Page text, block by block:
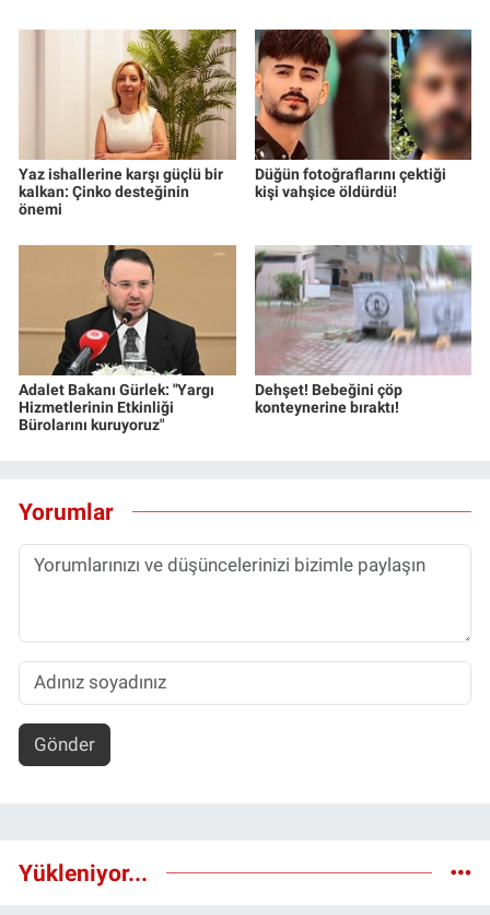
Yaz ishallerine karşı güçlü bir
kalkan: Çinko desteğinin
önemi
Düğün fotoğraflarını çektiği
kişi vahşice öldürdü!
Adalet Bakanı Gürlek: "Yargı
Hizmetlerinin Etkinliği
Bürolarını kuruyoruz"
Dehşet! Bebeğini çöp
konteynerine bıraktı!
Yorumlar
Gönder
Yükleniyor...
Canlı Yayın